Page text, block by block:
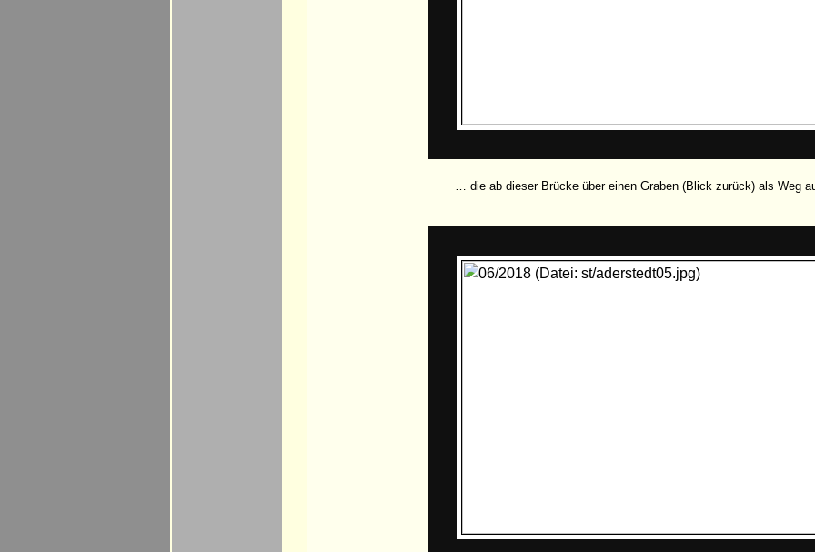
… die ab dieser Brücke über einen Graben (Blick zurück) als Weg